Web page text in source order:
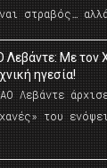
στραβός…
Λεβάντε: Με τον
ηγεσία!
Λεβάντε
του